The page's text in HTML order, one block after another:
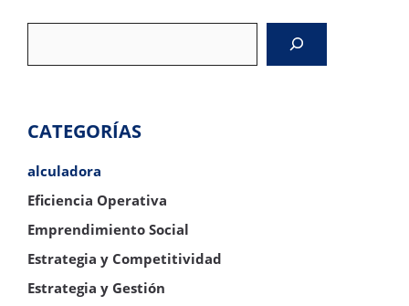
CATEGORÍAS
alculadora
Eficiencia Operativa
Emprendimiento Social
Estrategia y Competitividad
Estrategia y Gestión